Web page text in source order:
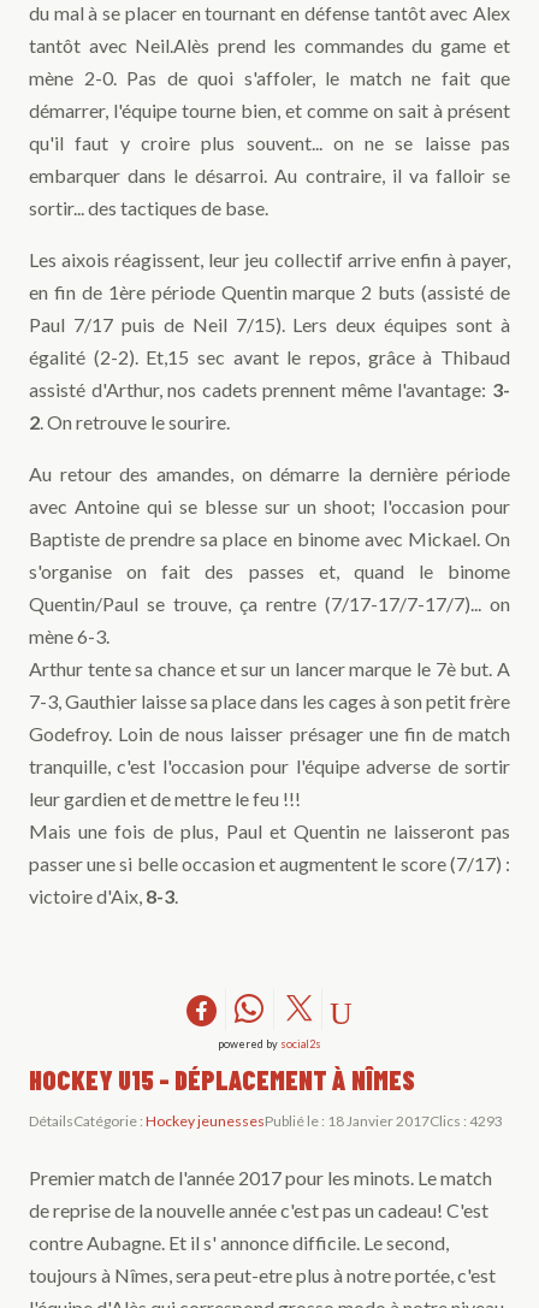
du mal à se placer en tournant en défense tantôt avec Alex
tantôt avec Neil.Alès prend les commandes du game et
mène 2-0. Pas de quoi s'affoler, le match ne fait que
démarrer, l'équipe tourne bien, et comme on sait à présent
qu'il faut y croire plus souvent... on ne se laisse pas
embarquer dans le désarroi. Au contraire, il va falloir se
sortir... des tactiques de base.
Les aixois réagissent, leur jeu collectif arrive enfin à payer,
en fin de 1ère période Quentin marque 2 buts (assisté de
Paul 7/17 puis de Neil 7/15). Lers deux équipes sont à
égalité (2-2). Et,15 sec avant le repos, grâce à Thibaud
assisté d'Arthur, nos cadets prennent même l'avantage: 3-
2. On retrouve le sourire.
Au retour des amandes, on démarre la dernière période
avec Antoine qui se blesse sur un shoot; l'occasion pour
Baptiste de prendre sa place en binome avec Mickael. On
s'organise on fait des passes et, quand le binome
Quentin/Paul se trouve, ça rentre (7/17-17/7-17/7)... on
mène 6-3.
Arthur tente sa chance et sur un lancer marque le 7è but. A
7-3, Gauthier laisse sa place dans les cages à son petit frère
Godefroy. Loin de nous laisser présager une fin de match
tranquille, c'est l'occasion pour l'équipe adverse de sortir
leur gardien et de mettre le feu !!!
Mais une fois de plus, Paul et Quentin ne laisseront pas
passer une si belle occasion et augmentent le score (7/17) :
victoire d'Aix, 8-3.
powered by social2s
HOCKEY U15 - DÉPLACEMENT À NÎMES
DétailsCatégorie : Hockey jeunessesPublié le : 18 Janvier 2017Clics : 4293
Premier match de l'année 2017 pour les minots. Le match
de reprise de la nouvelle année c'est pas un cadeau! C'est
contre Aubagne. Et il s' annonce difficile. Le second,
toujours à Nîmes, sera peut-etre plus à notre portée, c'est